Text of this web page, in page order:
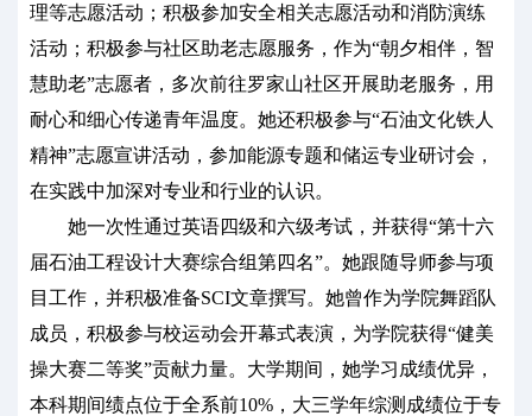
理等志愿活动；积极参加安全相关志愿活动和消防演练
活动；积极参与社区助老志愿服务，作为“朝夕相伴，智
慧助老”志愿者，多次前往罗家山社区开展助老服务，用
耐心和细心传递青年温度。她还积极参与“石油文化铁人
精神”志愿宣讲活动，参加能源专题和储运专业研讨会，
在实践中加深对专业和行业的认识。
她一次性通过英语四级和六级考试，并获得“第十六
届石油工程设计大赛综合组第四名”。她跟随导师参与项
目工作，并积极准备SCI文章撰写。她曾作为学院舞蹈队
成员，积极参与校运动会开幕式表演，为学院获得“健美
操大赛二等奖”贡献力量。大学期间，她学习成绩优异，
本科期间绩点位于全系前10%，大三学年综测成绩位于专